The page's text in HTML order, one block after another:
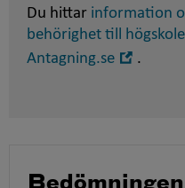
Du hittar information
behörighet till
Antagning.se
.